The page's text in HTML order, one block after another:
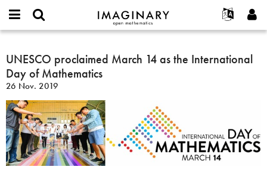
IMAGINARY
open
Français
Español
Türkçe
Programme
Filme
Texte
Ausstellungen
Projekte
or
username
*
Passwort
*
Neues Benutzerkonto erstellen
Neues Passwort anfordern
Suche
UNESCO
proclaimed
March
14
as
the
International
Day
of
Mathematics
UNESCO proclaimed March 14 as the International
Day of Mathematics
26 Nov. 2019